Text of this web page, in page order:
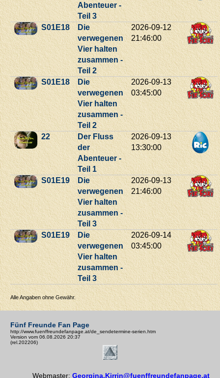
Abenteuer -
Teil 3
S01E18
Die
verwegenen
Vier halten
zusammen -
Teil 2
2026-09-12
21:46:00
S01E18
Die
verwegenen
Vier halten
zusammen -
Teil 2
2026-09-13
03:45:00
22
Der Fluss
der
Abenteuer -
Teil 1
2026-09-13
13:30:00
S01E19
Die
verwegenen
Vier halten
zusammen -
Teil 3
2026-09-13
21:46:00
S01E19
Die
verwegenen
Vier halten
zusammen -
Teil 3
2026-09-14
03:45:00
Alle Angaben ohne Gewähr.
Fünf Freunde Fan Page
http://www.fuenffreundefanpage.at/de_sendetermine-serien.htm
Version vom 06.08.2026 20:37
(rel.202206)
Webmaster: Georgina.Kirrin@fuenffreundefanpage.at